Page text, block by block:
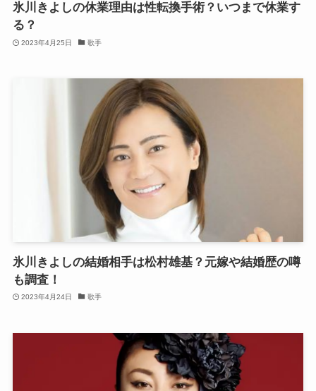
氷川きよしの休業理由は性転換手術？いつまで休業す
る？
2023年4月25日 歌手
氷川きよしの結婚相手は松村雄基？元嫁や結婚歴の噂
も調査！
2023年4月24日 歌手